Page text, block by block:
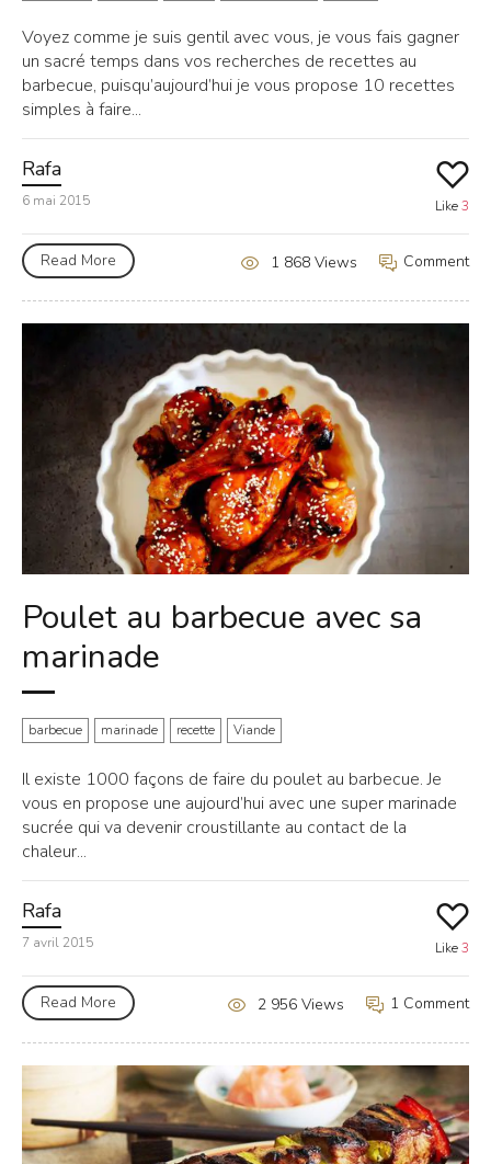
Voyez comme je suis gentil avec vous, je vous fais gagner
un sacré temps dans vos recherches de recettes au
barbecue, puisqu’aujourd’hui je vous propose 10 recettes
simples à faire...
Rafa
6 mai 2015 Like3
Read More Comment
1 868 Views
Poulet au barbecue avec sa
marinade
barbecue marinade recette Viande
Il existe 1000 façons de faire du poulet au barbecue. Je
vous en propose une aujourd’hui avec une super marinade
sucrée qui va devenir croustillante au contact de la
chaleur...
Rafa
7 avril 2015 Like3
Read More 1 Comment
2 956 Views